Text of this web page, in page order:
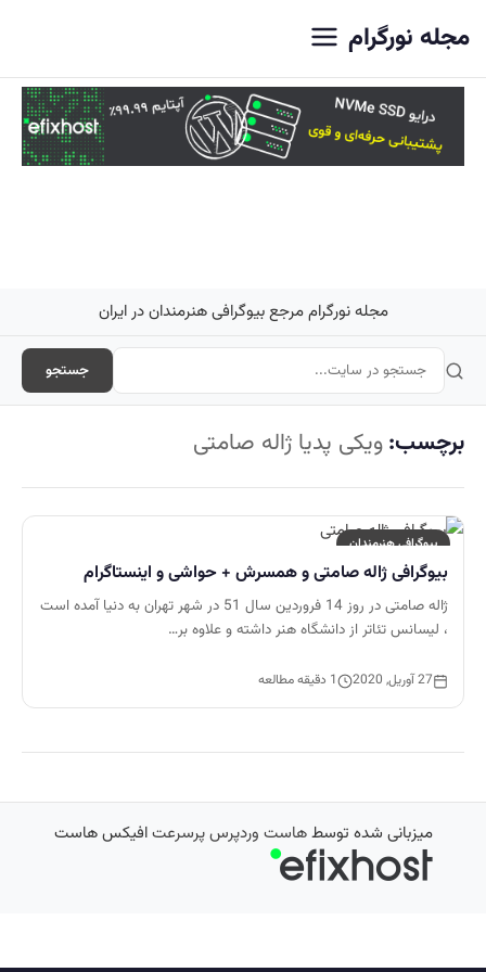
مجله نورگرام
مجله نورگرام مرجع بیوگرافی هنرمندان در ایران
جستجو
برچسب:ویکی پدیا ژاله صامتی
بیوگرافی هنرمندان
بیوگرافی ژاله صامتی و همسرش + حواشی و اینستاگرام
ژاله صامتی در روز 14 فروردین سال 51 در شهر تهران به دنیا آمده است
، لیسانس تئاتر از دانشگاه هنر داشته و علاوه بر…
27 آوریل, 2020 1 دقیقه مطالعه
میزبانی شده توسطهاست وردپرس پرسرعتافیکس هاست